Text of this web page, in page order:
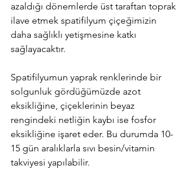
azaldığı dönemlerde üst taraftan toprak
ilave etmek spatifilyum çiçeğimizin
daha sağlıklı yetişmesine katkı
sağlayacaktır.
Spatifilyumun yaprak renklerinde bir
solgunluk gördüğümüzde azot
eksikliğine, çiçeklerinin beyaz
rengindeki netliğin kaybı ise fosfor
eksikliğine işaret eder. Bu durumda 10-
15 gün aralıklarla sıvı besin/vitamin
takviyesi yapılabilir.